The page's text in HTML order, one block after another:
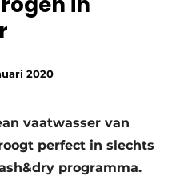
2020
vaatwasser van
perfect in slechts
programma.